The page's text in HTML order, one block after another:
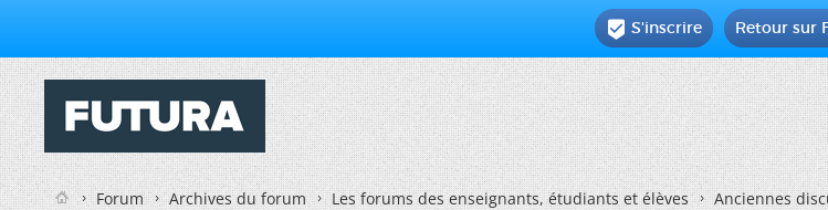
Retour sur
 S'inscrire
Forum Archives du forum Les forums des enseignants, étudiants et élèves Anciennes